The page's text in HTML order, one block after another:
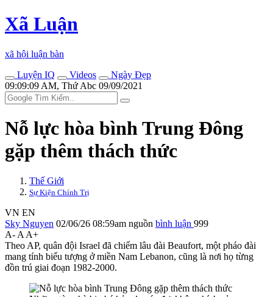
Xã Luận
xã hội luận bàn
Luyện IQ
Videos
Ngày Đẹp
09:09:09 AM, Thứ Abc 09/09/2021
Nỗ lực hòa bình Trung Đông
gặp thêm thách thức
Thế Giới
Sự Kiện Chính Trị
VN EN
Sky Nguyen 02/06/26 08:59am nguồn bình luận 999
A- A A+
Theo AP, quân đội Israel đã chiếm lâu đài Beaufort, một pháo đài
mang tính biểu tượng ở miền Nam Lebanon, cũng là nơi họ từng
đồn trú giai đoạn 1982-2000.